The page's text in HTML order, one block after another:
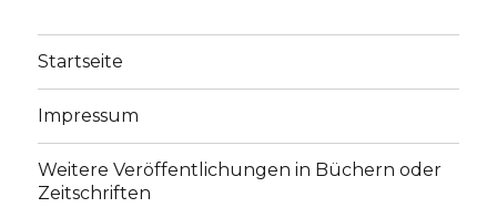
Startseite
Impressum
Weitere Veröffentlichungen in Büchern oder
Zeitschriften